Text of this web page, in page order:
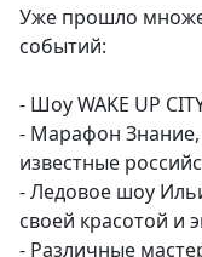
Уже прошло
событий:
- Шоу WAKE UP
- Марафон Знание,
известные
- Ледовое шоу
своей красотой и
- Различные